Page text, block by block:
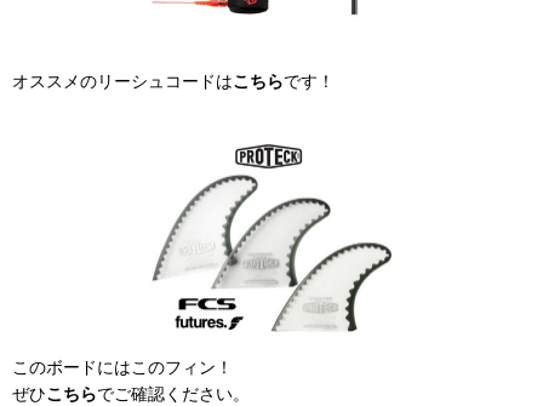
オススメのリーシュコードはこちらです！
このボードにはこのフィン！
ぜひこちらでご確認ください。